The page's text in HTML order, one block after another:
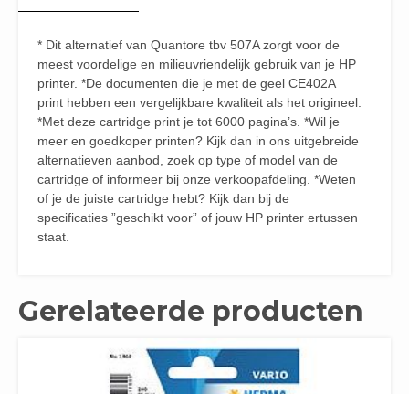
* Dit alternatief van Quantore tbv 507A zorgt voor de
meest voordelige en milieuvriendelijk gebruik van je HP
printer. *De documenten die je met de geel CE402A
print hebben een vergelijkbare kwaliteit als het origineel.
*Met deze cartridge print je tot 6000 pagina’s. *Wil je
meer en goedkoper printen? Kijk dan in ons uitgebreide
alternatieven aanbod, zoek op type of model van de
cartridge of informeer bij onze verkoopafdeling. *Weten
of je de juiste cartridge hebt? Kijk dan bij de
specificaties ”geschikt voor” of jouw HP printer ertussen
staat.
Gerelateerde producten